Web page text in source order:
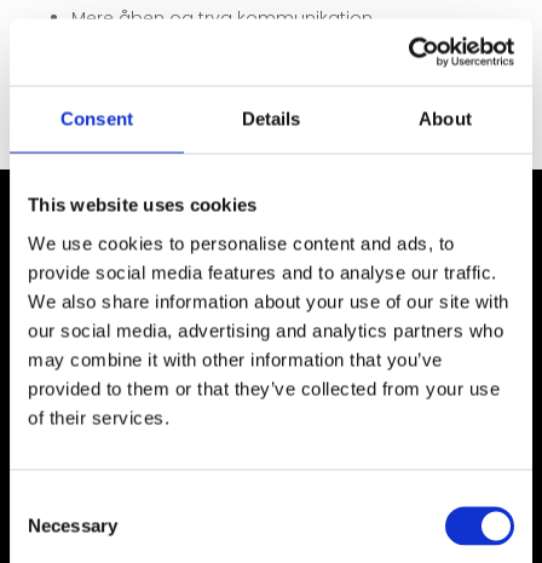
Consent Details About
This website uses cookies
We use cookies to personalise content and ads, to
provide social media features and to analyse our traffic.
We also share information about your use of our site with
our social media, advertising and analytics partners who
may combine it with other information that you’ve
provided to them or that they’ve collected from your use
of their services.
Selection
Necessary
Mere åben og tryg kommunikation
Til en
gruppesupervision
arbejder vi med:
Fælles sprog og forståelse – færre